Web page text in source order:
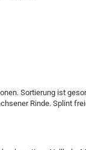
Sortierung ist
Rinde. Splint